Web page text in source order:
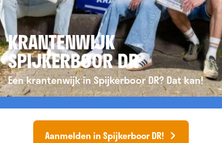
KRANTENWIJK
SPIJKERBOOR DR
Een krantenwijk in Spijkerboor DR? Dat kan!
Aanmelden in Spijkerboor DR!